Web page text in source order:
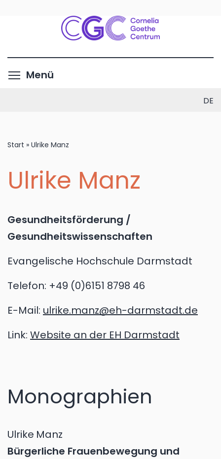
Inhalt
Menü
DE
Start » Ulrike Manz
Ulrike Manz
Gesundheitsförderung /
Gesundheitswissenschaften
Evangelische Hochschule Darmstadt
Telefon: +49 (0)6151 8798 46
E-Mail: ulrike.manz@eh-darmstadt.de
Link: Website an der EH Darmstadt
Monographien
Ulrike Manz
Bürgerliche Frauenbewegung und